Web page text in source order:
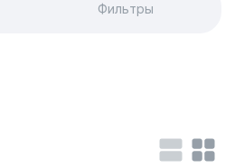
Фильтры